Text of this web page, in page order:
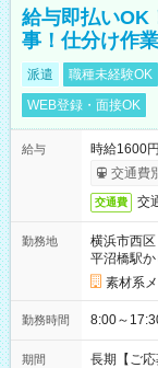
給与即払いOK
事！仕分け作
派遣 職種未経験OK
WEB登録・面接OK
給与
時給1600円
交通費
交通費 交
勤務地
横浜市西区
平沼橋駅
素材系
勤務時間
期間
長期【ご